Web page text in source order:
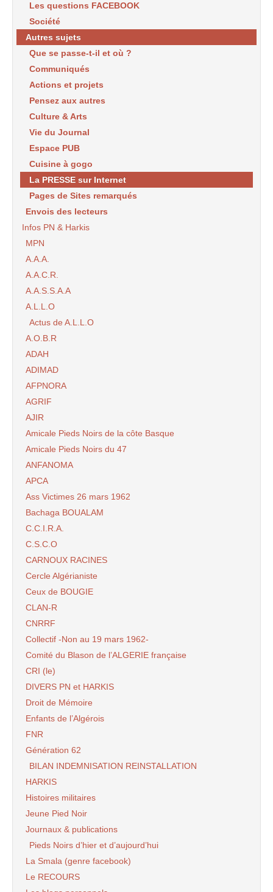
Les questions FACEBOOK
Société
Autres sujets
Que se passe-t-il et où ?
Communiqués
Actions et projets
Pensez aux autres
Culture & Arts
Vie du Journal
Espace PUB
Cuisine à gogo
La PRESSE sur Internet
Pages de Sites remarqués
Envois des lecteurs
Infos PN & Harkis
MPN
A.A.A.
A.A.C.R.
A.A.S.S.A.A
A.L.L.O
Actus de A.L.L.O
A.O.B.R
ADAH
ADIMAD
AFPNORA
AGRIF
AJIR
Amicale Pieds Noirs de la côte Basque
Amicale Pieds Noirs du 47
ANFANOMA
APCA
Ass Victimes 26 mars 1962
Bachaga BOUALAM
C.C.I.R.A.
C.S.C.O
CARNOUX RACINES
Cercle Algérianiste
Ceux de BOUGIE
CLAN-R
CNRRF
Collectif -Non au 19 mars 1962-
Comité du Blason de l’ALGERIE française
CRI (le)
DIVERS PN et HARKIS
Droit de Mémoire
Enfants de l’Algérois
FNR
Génération 62
BILAN INDEMNISATION REINSTALLATION
HARKIS
Histoires militaires
Jeune Pied Noir
Journaux & publications
Pieds Noirs d’hier et d’aujourd’hui
La Smala (genre facebook)
Le RECOURS